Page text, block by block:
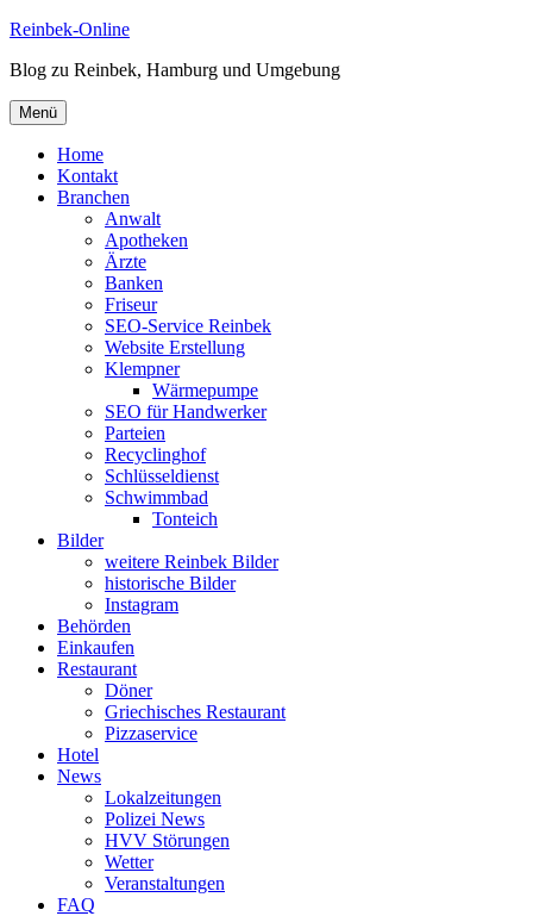
Zum
springen
Reinbek-Online
Blog zu Reinbek, Hamburg und Umgebung
Menü
Home
Kontakt
Branchen
Anwalt
Apotheken
Ärzte
Banken
Friseur
SEO-Service Reinbek
Website Erstellung
Klempner
Wärmepumpe
SEO für Handwerker
Parteien
Recyclinghof
Schlüsseldienst
Schwimmbad
Tonteich
Bilder
weitere Reinbek Bilder
historische Bilder
Instagram
Behörden
Einkaufen
Restaurant
Döner
Griechisches Restaurant
Pizzaservice
Hotel
News
Lokalzeitungen
Polizei News
HVV Störungen
Wetter
Veranstaltungen
FAQ